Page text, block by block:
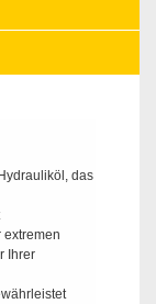
das
extremen
Ihrer